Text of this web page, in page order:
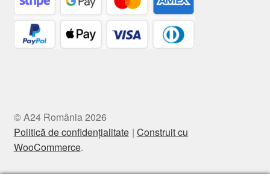
© A24 România 2026
Politică de confidențialitate Construit cu
WooCommerce.